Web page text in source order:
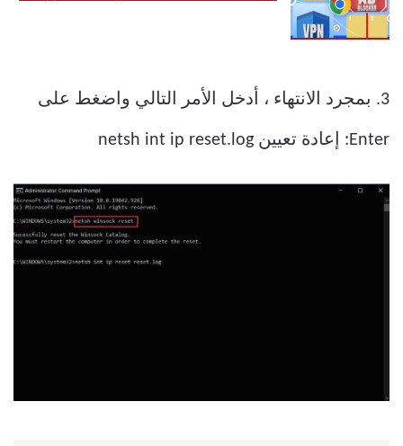
3. بمجرد الانتهاء ، أدخل الأمر التالي واضغط على
Enter: إعادة تعيين netsh int ip reset.log